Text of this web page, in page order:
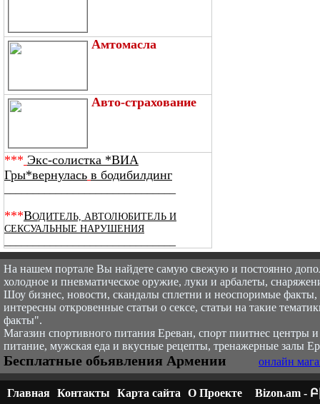
Амтомасла
Авто-страхование
*** Экс-солистка *ВИА
Гры*вернулась в бодибилдинг
***ВОДИТЕЛЬ, АВТОЛЮБИТЕЛЬ И
СЕКСУАЛЬНЫЕ НАРУШЕНИЯ
На нашем портале Вы найдете самую свежую и постоянно
холодное и пневматическое оружие, луки и арбалеты,
Шоу бизнес, новости, скандалы сплетни и неоспоримые факты,
интересны откровенные статьи о сексе, статьи на такие
факты".
Магазин спортивного питания Ереван, спорт пиитнес центры
питание, мужская еда и вкусные рецепты, тренажерные залы
Бесплатные обьявления Армении онлайн
Главная Контакты Карта сайта О Проекте Bizon.am -